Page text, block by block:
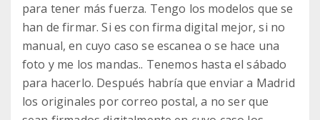
para tener más fuerza. Tengo los modelos que se
han de firmar. Si es con firma digital mejor, si no
manual, en cuyo caso se escanea o se hace una
foto y me los mandas.. Tenemos hasta el sábado
para hacerlo. Después habría que enviar a Madrid
los originales por correo postal, a no ser que